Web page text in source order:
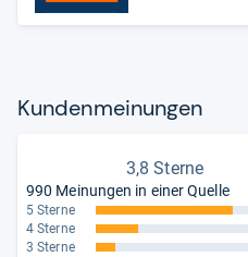
Kun­den­mei­nun­gen
3,8 Sterne
990 Meinungen in einer Quelle
5 Sterne
4 Sterne
3 Sterne